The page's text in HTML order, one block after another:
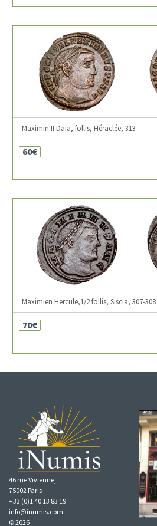
Maximin II Daia, follis, Héraclée, 313
60€
Maximien Hercule,1/2 follis, Siscia, 307-308
70€
46 rue Vivienne,
75002 Paris
+33 (0)1 40 13 83 19
info@inumis.com
© 2026